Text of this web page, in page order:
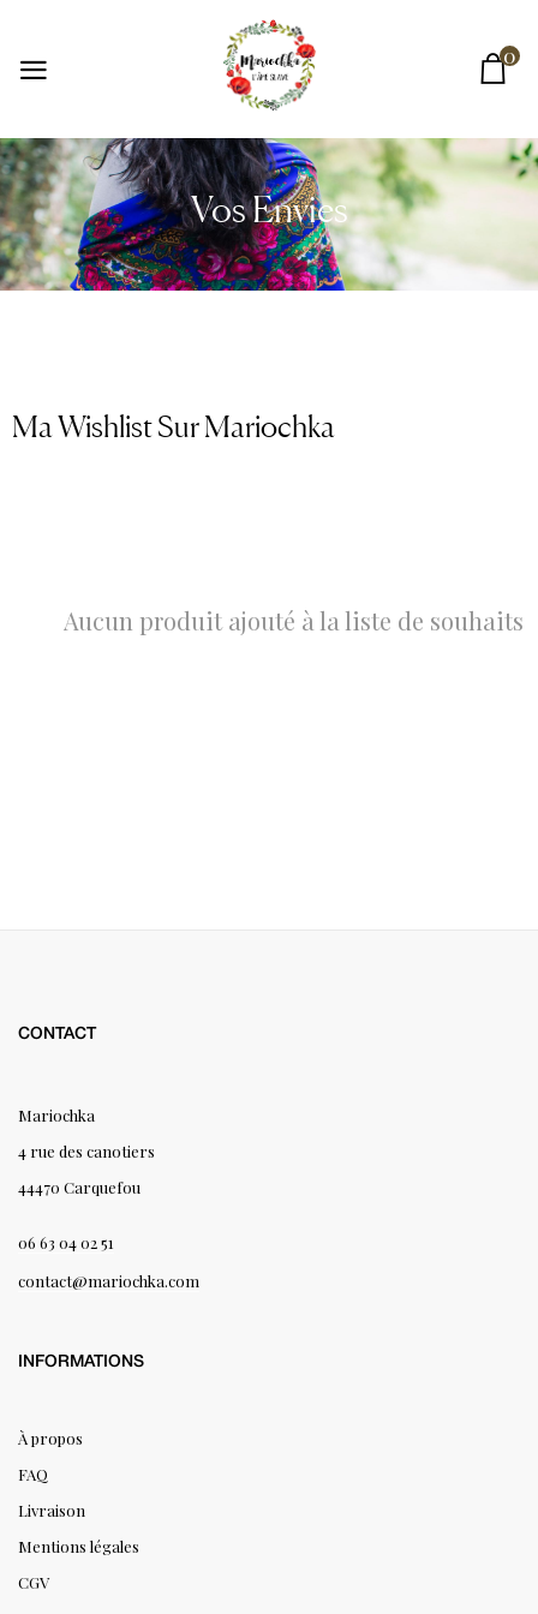
0
Vos Envies
Ma Wishlist Sur Mariochka
Aucun produit ajouté à la liste de souhaits
CONTACT
Mariochka
4 rue des canotiers
44470 Carquefou
06 63 04 02 51
contact@mariochka.com
INFORMATIONS
À propos
FAQ
Livraison
Mentions légales
CGV